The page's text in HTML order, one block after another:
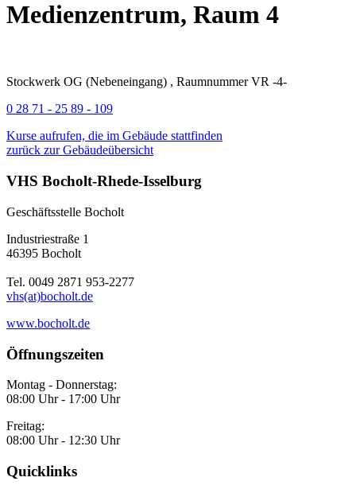
Medienzentrum, Raum 4
Stockwerk OG (Nebeneingang) , Raumnummer VR -4-
0 28 71 - 25 89 - 109
Kurse aufrufen, die im Gebäude stattfinden
zurück zur Gebäudeübersicht
VHS Bocholt-Rhede-Isselburg
Geschäftsstelle Bocholt
Industriestraße 1
46395 Bocholt
Tel. 0049 2871 953-2277
vhs(at)bocholt.de
www.bocholt.de
Öffnungszeiten
Montag - Donnerstag:
08:00 Uhr - 17:00 Uhr
Freitag:
08:00 Uhr - 12:30 Uhr
Quicklinks